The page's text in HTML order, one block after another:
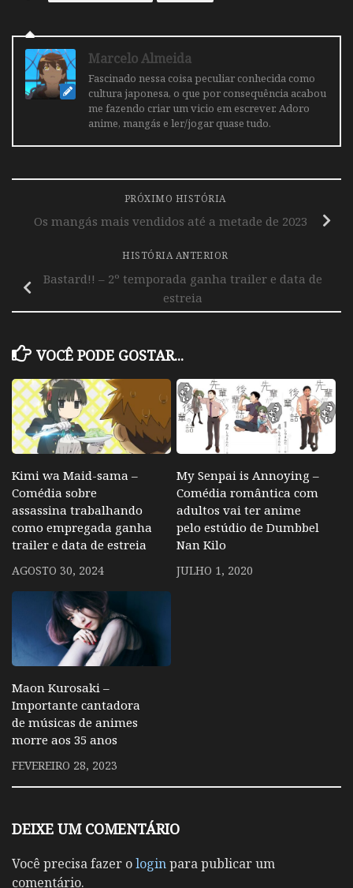
Marcelo Almeida
Fascinado nessa coisa peculiar conhecida como
cultura japonesa, o que por consequência acabou
me fazendo criar um vicio em escrever. Adoro
anime, mangás e ler/jogar quase tudo.
PRÓXIMO HISTÓRIA
Os mangás mais vendidos até a metade de 2023
HISTÓRIA ANTERIOR
Bastard!! – 2º temporada ganha trailer e data de
estreia
VOCÊ PODE GOSTAR...
Kimi wa Maid-sama –
Comédia sobre
assassina trabalhando
como empregada ganha
trailer e data de estreia
AGOSTO 30, 2024
My Senpai is Annoying –
Comédia romântica com
adultos vai ter anime
pelo estúdio de Dumbbel
Nan Kilo
JULHO 1, 2020
Maon Kurosaki –
Importante cantadora
de músicas de animes
morre aos 35 anos
FEVEREIRO 28, 2023
DEIXE UM COMENTÁRIO
Você precisa fazer ologinpara publicar um
comentário.